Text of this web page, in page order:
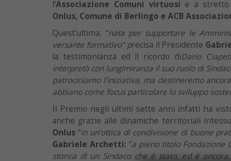
l’Associazione Comuni virtuosi e a
Onlus, Comune di Berlingo e ACB
Quest’ultima, “nata per supportare le
versante formativo” precisa il Presidente
la testimonianza ed il ricordo diDario
interpretò con lungimiranza il suo ruolo di
patrociniamo l’iniziativa, ma destineremo
abbiano come focus particolare lo sviluppo
Il Premio negli ultimi sette anni infatti ha
anche grazie alle dinamiche territoriali
Onlus“in un’ottica di condivisione di buone
Gabriele Archetti: “a pieno titolo Fondazione
storica di un Sindaco che è stato, ed è